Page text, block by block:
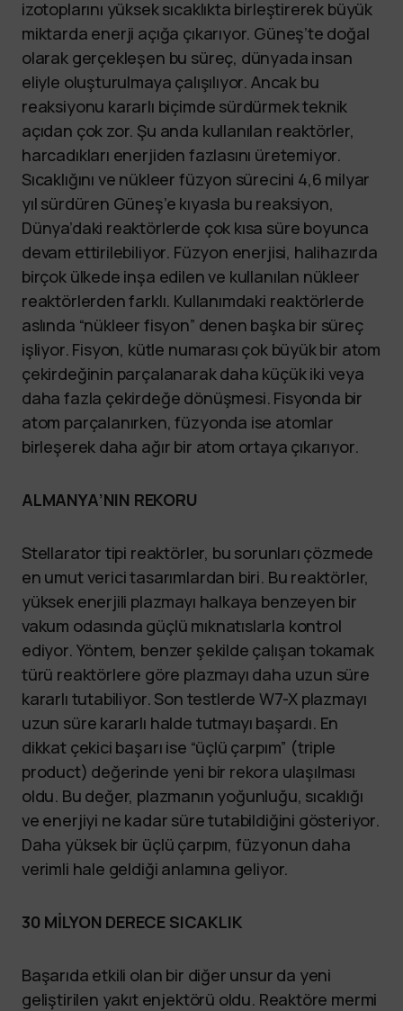
izotoplarını yüksek sıcaklıkta birleştirerek büyük
miktarda enerji açığa çıkarıyor. Güneş’te doğal
olarak gerçekleşen bu süreç, dünyada insan
eliyle oluşturulmaya çalışılıyor. Ancak bu
reaksiyonu kararlı biçimde sürdürmek teknik
açıdan çok zor. Şu anda kullanılan reaktörler,
harcadıkları enerjiden fazlasını üretemiyor.
Sıcaklığını ve nükleer füzyon sürecini 4,6 milyar
yıl sürdüren Güneş’e kıyasla bu reaksiyon,
Dünya’daki reaktörlerde çok kısa süre boyunca
devam ettirilebiliyor. Füzyon enerjisi, halihazırda
birçok ülkede inşa edilen ve kullanılan nükleer
reaktörlerden farklı. Kullanımdaki reaktörlerde
aslında “nükleer fisyon” denen başka bir süreç
işliyor. Fisyon, kütle numarası çok büyük bir atom
çekirdeğinin parçalanarak daha küçük iki veya
daha fazla çekirdeğe dönüşmesi. Fisyonda bir
atom parçalanırken, füzyonda ise atomlar
birleşerek daha ağır bir atom ortaya çıkarıyor.
ALMANYA’NIN REKORU
Stellarator tipi reaktörler, bu sorunları çözmede
en umut verici tasarımlardan biri. Bu reaktörler,
yüksek enerjili plazmayı halkaya benzeyen bir
vakum odasında güçlü mıknatıslarla kontrol
ediyor. Yöntem, benzer şekilde çalışan tokamak
türü reaktörlere göre plazmayı daha uzun süre
kararlı tutabiliyor. Son testlerde W7-X plazmayı
uzun süre kararlı halde tutmayı başardı. En
dikkat çekici başarı ise “üçlü çarpım” (triple
product) değerinde yeni bir rekora ulaşılması
oldu. Bu değer, plazmanın yoğunluğu, sıcaklığı
ve enerjiyi ne kadar süre tutabildiğini gösteriyor.
Daha yüksek bir üçlü çarpım, füzyonun daha
verimli hale geldiği anlamına geliyor.
30 MİLYON DERECE SICAKLIK
Başarıda etkili olan bir diğer unsur da yeni
geliştirilen yakıt enjektörü oldu. Reaktöre mermi